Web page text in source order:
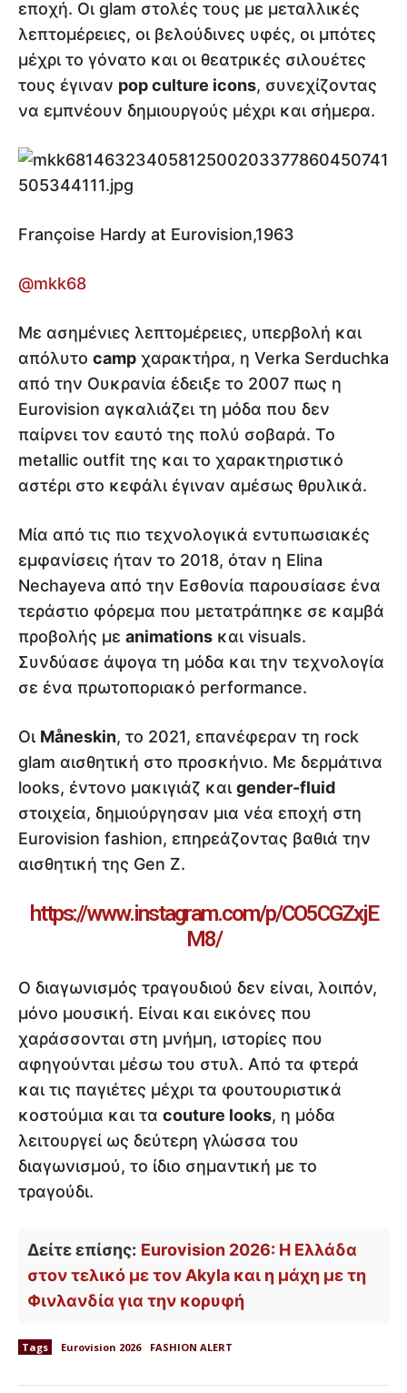
εποχή. Οι glam στολές τους με μεταλλικές
λεπτομέρειες, οι βελούδινες υφές, οι μπότες
μέχρι το γόνατο και οι θεατρικές σιλουέτες
τους έγιναν pop culture icons, συνεχίζοντας
να εμπνέουν δημιουργούς μέχρι και σήμερα.
Françoise Hardy at Eurovision,1963
@mkk68
Με ασημένιες λεπτομέρειες, υπερβολή και
απόλυτο camp χαρακτήρα, η Verka Serduchka
από την Ουκρανία έδειξε το 2007 πως η
Eurovision αγκαλιάζει τη μόδα που δεν
παίρνει τον εαυτό της πολύ σοβαρά. Το
metallic outfit της και το χαρακτηριστικό
αστέρι στο κεφάλι έγιναν αμέσως θρυλικά.
Μία από τις πιο τεχνολογικά εντυπωσιακές
εμφανίσεις ήταν το 2018, όταν η Elina
Nechayeva από την Εσθονία παρουσίασε ένα
τεράστιο φόρεμα που μετατράπηκε σε καμβά
προβολής με animations και visuals.
Συνδύασε άψογα τη μόδα και την τεχνολογία
σε ένα πρωτοποριακό performance.
Οι Måneskin, το 2021, επανέφεραν τη rock
glam αισθητική στο προσκήνιο. Με δερμάτινα
looks, έντονο μακιγιάζ και gender-fluid
στοιχεία, δημιούργησαν μια νέα εποχή στη
Eurovision fashion, επηρεάζοντας βαθιά την
αισθητική της Gen Z.
https://www.instagram.com/p/CO5CGZxjE
M8/
Ο διαγωνισμός τραγουδιού δεν είναι, λοιπόν,
μόνο μουσική. Είναι και εικόνες που
χαράσσονται στη μνήμη, ιστορίες που
αφηγούνται μέσω του στυλ. Από τα φτερά
και τις παγιέτες μέχρι τα φουτουριστικά
κοστούμια και τα couture looks, η μόδα
λειτουργεί ως δεύτερη γλώσσα του
διαγωνισμού, το ίδιο σημαντική με το
τραγούδι.
Δείτε επίσης: Eurovision 2026: Η Ελλάδα
στον τελικό με τον Akyla και η μάχη με τη
Φινλανδία για την κορυφή
Tags Eurovision 2026 FASHION ALERT